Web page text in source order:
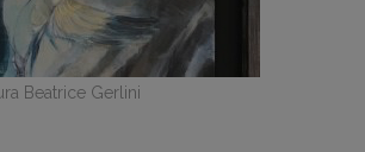
Beatrice Gerlini